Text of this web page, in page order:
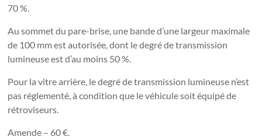
70 %.
Au sommet du pare-brise, une bande d’une largeur maximale
de 100 mm est autorisée, dont le degré de transmission
lumineuse est d’au moins 50 %.
Pour la vitre arrière, le degré de transmission lumineuse n’est
pas réglementé, à condition que le véhicule soit équipé de
rétroviseurs.
Amende – 60 €.